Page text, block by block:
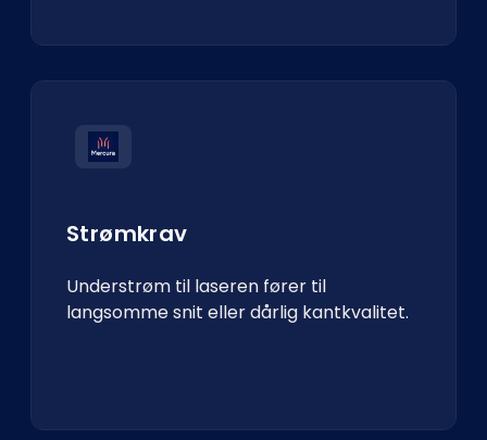
Strømkrav
Understrøm til laseren fører til
langsomme snit eller dårlig kantkvalitet.